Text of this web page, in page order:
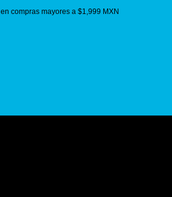
en compras mayores a $1,999 MXN